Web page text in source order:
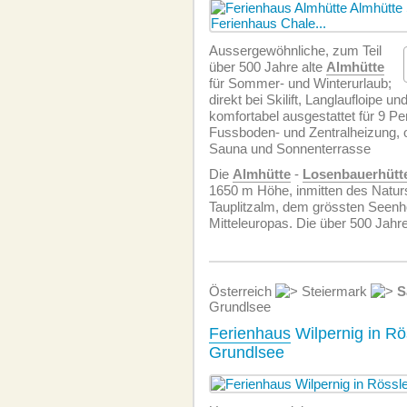
Aussergewöhnliche, zum Teil
über 500 Jahre alte Almhütte
für Sommer- und Winterurlaub;
direkt bei Skilift, Langlaufloipe
komfortabel ausgestattet für 9
Fussboden- und Zentralheizung,
Sauna und Sonnenterrasse
Die Almhütte -
1650 m Höhe, inmitten des
Tauplitzalm, dem grössten
Mitteleuropas. Die über 500
Österreich Steiermark
Grundlsee
Ferienhaus Wilpernig in
Grundlsee